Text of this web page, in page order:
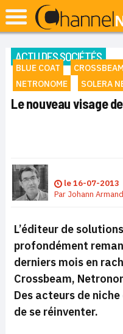
ACTU DES SOCIÉTÉS
BLUE COAT
CROSSBEAM
NETRONOME
SOLERA
Le nouveau visage
le16-07-2013
Par Johann Armand
L’éditeur de
profondément
derniers mois en
Crossbeam,
Des acteurs de
de se réinventer.